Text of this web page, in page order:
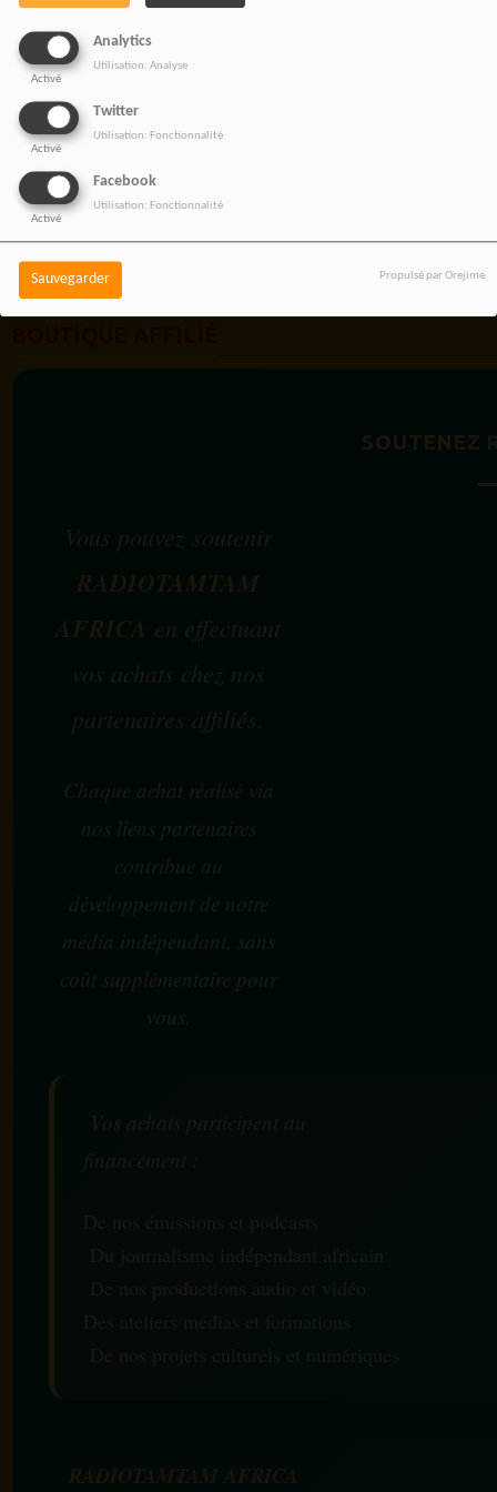
Analytics
Activé
Utilisation: Analyse
Twitter
Activé
Utilisation: Fonctionnalité
Facebook
Activé
Utilisation: Fonctionnalité
Sauvegarder Propulsé par Orejime
EST UNE FORCE
SOUTENEZ
Vous pouvez soutenir
RADIOTAMTAM
AFRICA en effectuant
vos achats chez nos
partenaires affiliés.
Chaque achat réalisé via
nos liens partenaires
contribue au
développement de notre
média indépendant, sans
coût supplémentaire pour
vous.